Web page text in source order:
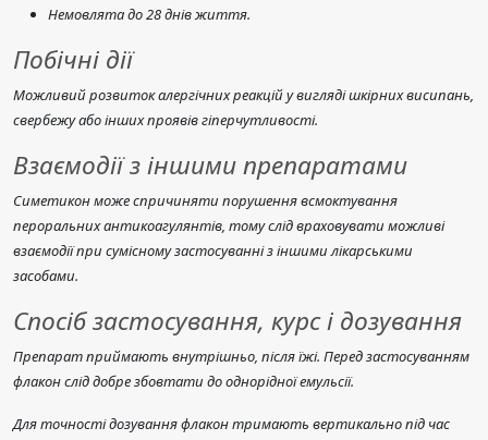
Немовлята до 28 днів життя.
Побічні дії
Можливий розвиток алергічних реакцій у вигляді шкірних висипань,
свербежу або інших проявів гіперчутливості.
Взаємодії з іншими препаратами
Симетикон може спричиняти порушення всмоктування
пероральних антикоагулянтів, тому слід враховувати можливі
взаємодії при сумісному застосуванні з іншими лікарськими
засобами.
Спосіб застосування, курс і дозування
Препарат приймають внутрішньо, після їжі. Перед застосуванням
флакон слід добре збовтати до однорідної емульсії.
Для точності дозування флакон тримають вертикально під час